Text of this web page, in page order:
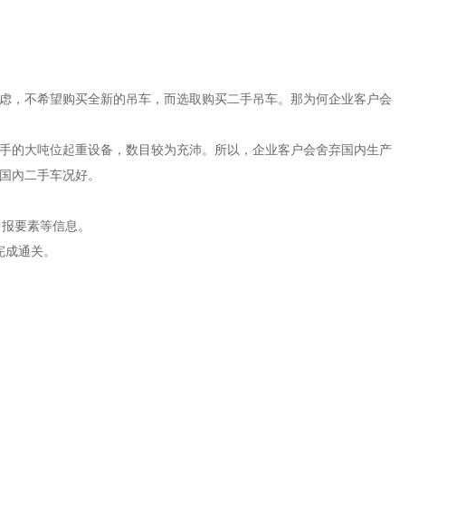
不希望购买全新的吊车，而选取购买二手吊车。那为何企业客户会
的大吨位起重设备，数目较为充沛。所以，企业客户会舍弃国内生产
內二手车况好。
要素等信息。
通关。